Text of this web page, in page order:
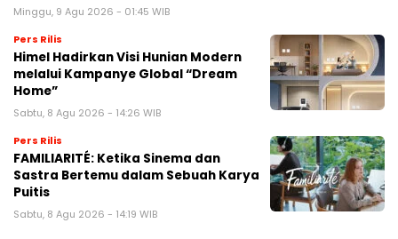
Minggu, 9 Agu 2026 - 01:45 WIB
Pers Rilis
Himel Hadirkan Visi Hunian Modern
melalui Kampanye Global “Dream
Home”
Sabtu, 8 Agu 2026 - 14:26 WIB
Pers Rilis
FAMILIARITÉ: Ketika Sinema dan
Sastra Bertemu dalam Sebuah Karya
Puitis
Sabtu, 8 Agu 2026 - 14:19 WIB